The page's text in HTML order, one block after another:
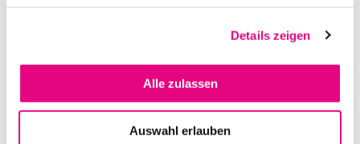
Details zeigen
Alle zulassen
Auswahl erlauben